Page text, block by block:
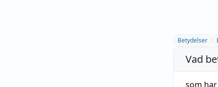
Betydelser
Vad
som